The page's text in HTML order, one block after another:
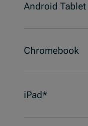
Android Tablet
Chromebook
iPad*